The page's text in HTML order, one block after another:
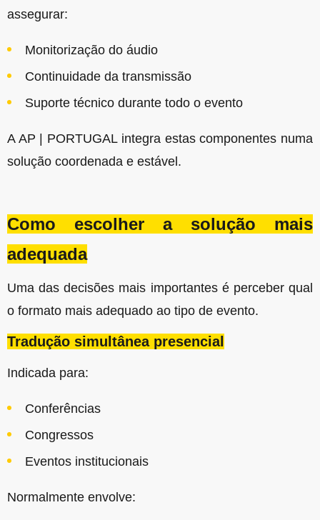
assegurar:
Monitorização do áudio
Continuidade da transmissão
Suporte técnico durante todo o evento
A AP | PORTUGAL integra estas componentes numa
solução coordenada e estável.
Como escolher a solução mais
adequada
Uma das decisões mais importantes é perceber qual
o formato mais adequado ao tipo de evento.
Tradução simultânea presencial
Indicada para:
Conferências
Congressos
Eventos institucionais
Normalmente envolve: